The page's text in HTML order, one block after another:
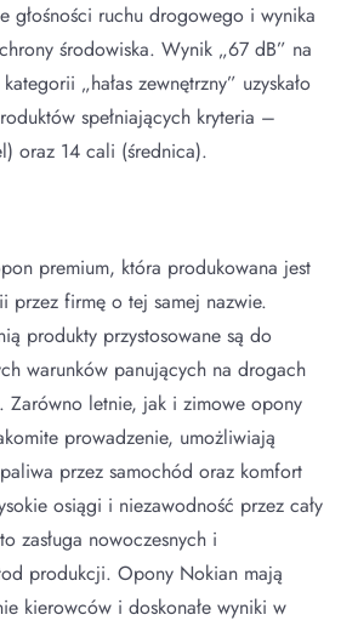
głośności ruchu drogowego i wynika
środowiska. Wynik „67 dB” na
„hałas zewnętrzny” uzyskało
spełniających kryteria –
oraz 14 cali (średnica).
premium, która produkowana jest
przez firmę o tej samej nazwie.
produkty przystosowane są do
warunków panujących na drogach
Zarówno letnie, jak i zimowe opony
prowadzenie, umożliwiają
przez samochód oraz komfort
osiągi i niezawodność przez cały
zasługa nowoczesnych i
produkcji. Opony Nokian mają
kierowców i doskonałe wyniki w